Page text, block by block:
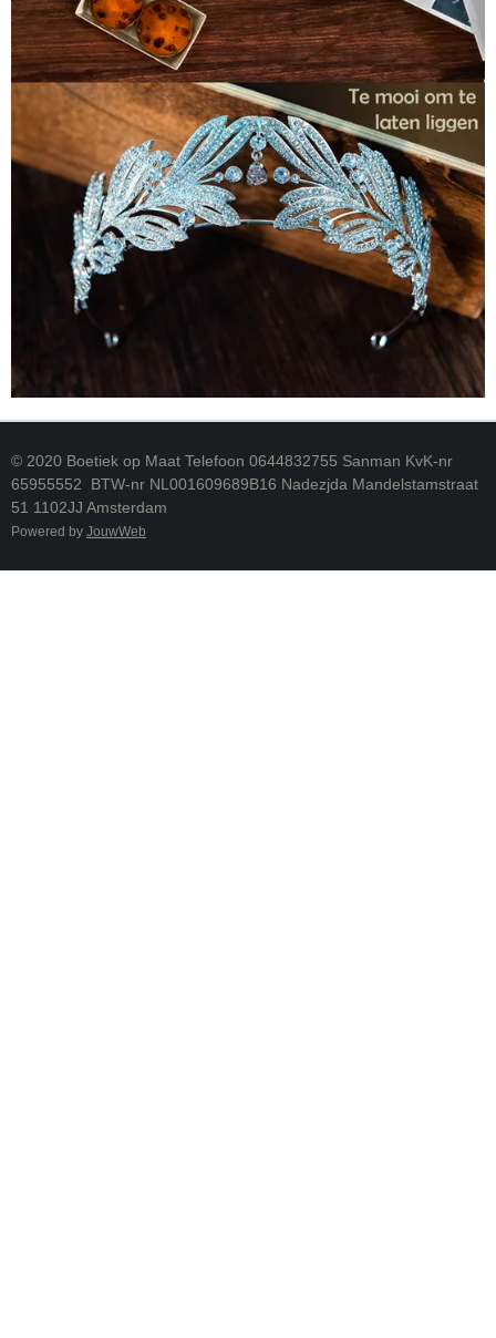
© 2020 Boetiek op Maat Telefoon 0644832755 Sanman KvK-nr
65955552 BTW-nr NL001609689B16 Nadezjda Mandelstamstraat
51 1102JJ Amsterdam
Powered by JouwWeb